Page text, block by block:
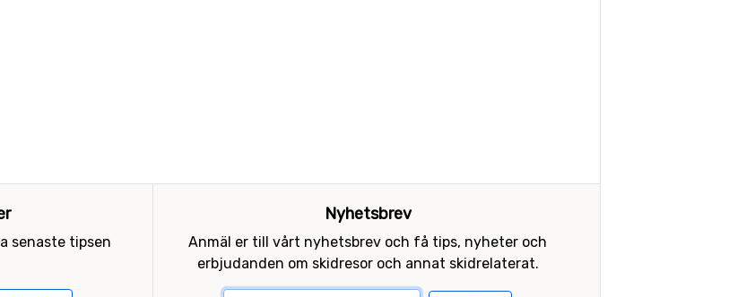
senaste tipsen
Nyhetsbrev
Anmäl er till vårt nyhetsbrev och få tips, nyheter och
erbjudanden om skidresor och annat skidrelaterat.